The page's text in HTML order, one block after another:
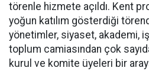
törenle hizmete açıldı. Kent
yoğun katılım gösterdiği
yönetimler, siyaset, akademi,
toplum camiasından çok
kurul ve komite üyeleri bir